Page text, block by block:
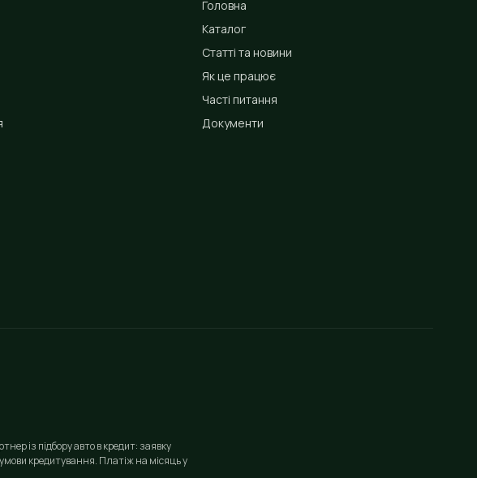
Головна
Каталог
Статті та новини
Як це працює
Часті питання
Документи
із підбору авто в кредит: заявку
кредитування. Платіж на місяць у